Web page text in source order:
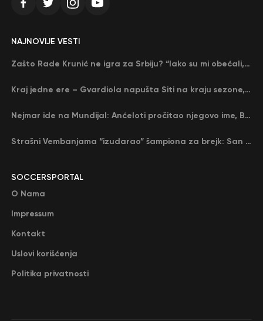
SOCCERSPORTAL
O Nama
Impressum
Kontakt
Uslovi korišćenja
Politika privatnosti
NAJNOVIJE VESTI
Zašto Rade Krunić ne igra za Srbiju? “Iako su mi obećali, niko me nije zvao…”
Kraj jedne ere – Gvardiola napušta Siti na kraju sezone, menja ga njegov nekadašnji rival
Nejmar ide na Mundijal: Anćeloti pročitao njegovo ime, Brazil u delirijumu (VIDEO)
Strašni Vembanjama “izudarao” šampiona za brejk: San Antonio poveo protiv Oklahome